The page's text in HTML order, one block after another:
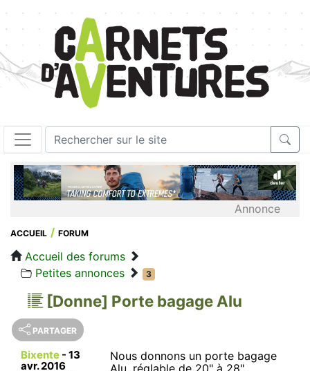
Annonce
ACCUEIL FORUM
Accueil des forums
Petites annonces
3
[Donne] Porte bagage Alu
PARTAGER
Bixente - 13
avr. 2016
Nous donnons un porte bagage
Alu, réglable de 20" à 28".